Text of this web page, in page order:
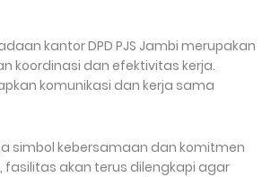
kantor DPD PJS Jambi merupakan
koordinasi dan efektivitas kerja.
komunikasi dan kerja sama
simbol kebersamaan dan komitmen
akan terus dilengkapi agar